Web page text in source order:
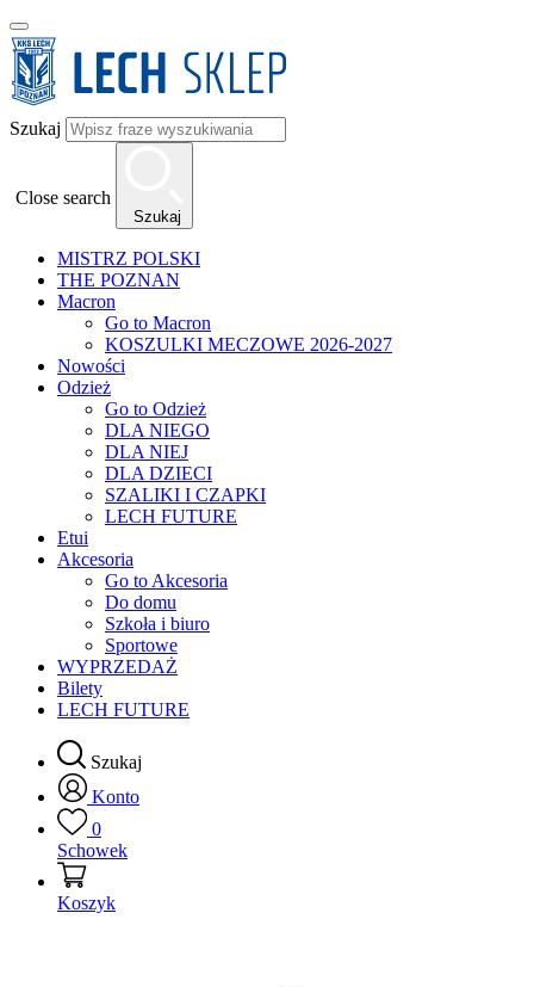
Szukaj
Close search
Szukaj
MISTRZ POLSKI
THE POZNAN
Macron
Go to Macron
KOSZULKI MECZOWE 2026-2027
Nowości
Odzież
Go to Odzież
DLA NIEGO
DLA NIEJ
DLA DZIECI
SZALIKI I CZAPKI
LECH FUTURE
Etui
Akcesoria
Go to Akcesoria
Do domu
Szkoła i biuro
Sportowe
WYPRZEDAŻ
Bilety
LECH FUTURE
Szukaj
Konto
0
Schowek
Koszyk